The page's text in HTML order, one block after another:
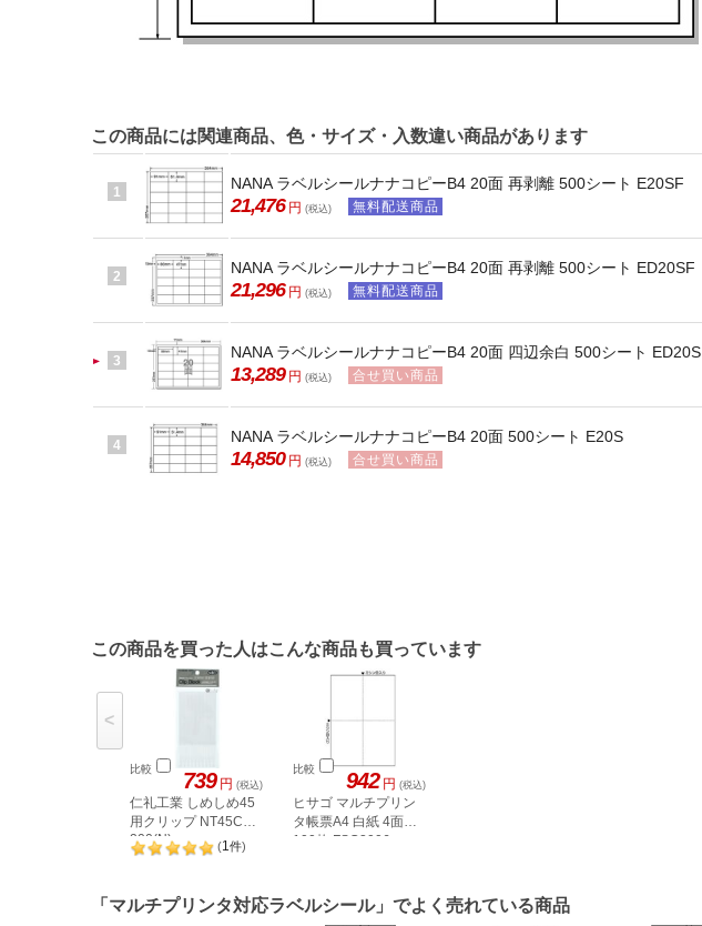
この商品には関連商品、色・サイズ・入数違い商品があります
1 NANA ラベルシールナナコピーB4 20面 再剥離 500シート E20SF
21,476 円 (税込) 無料配送商品
2 NANA ラベルシールナナコピーB4 20面 再剥離 500シート ED20SF
21,296 円 (税込) 無料配送商品
3 NANA ラベルシールナナコピーB4 20面 四辺余白 500シート ED20S
13,289 円 (税込) 合せ買い商品
4 NANA ラベルシールナナコピーB4 20面 500シート E20S
14,850 円 (税込) 合せ買い商品
この商品を買った人はこんな商品も買っています
比較 739 円 (税込)
仁礼工業 しめしめ45
用クリップ NT45CB-
200(N)
(1件)
比較 942 円 (税込)
ヒサゴ マルチプリン
タ帳票A4 白紙 4面
100枚 FSC2006
<
「マルチプリンタ対応ラベルシール」でよく売れている商品